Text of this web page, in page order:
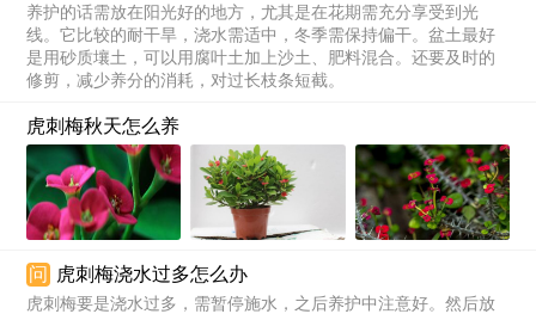
养护的话需放在阳光好的地方，尤其是在花期需充分享受到光
线。它比较的耐干旱，浇水需适中，冬季需保持偏干。盆土最好
是用砂质壤土，可以用腐叶土加上沙土、肥料混合。还要及时的
修剪，减少养分的消耗，对过长枝条短截。
虎刺梅秋天怎么养
问 虎刺梅浇水过多怎么办
虎刺梅要是浇水过多，需暂停施水，之后养护中注意好。然后放